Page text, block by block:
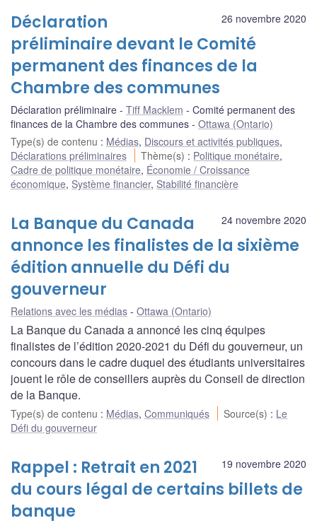
26 novembre 2020
Déclaration
préliminaire devant le Comité
permanent des finances de la
Chambre des communes
Déclaration préliminaire Tiff Macklem
Comité permanent des
finances de la Chambre des communes
Ottawa (Ontario)
Type(s) de contenu : Médias, Discours et activités publiques,
Déclarations préliminaires
Thème(s) : Politique monétaire,
Cadre de politique monétaire, Économie / Croissance
économique, Système financier, Stabilité financière
24 novembre 2020
La Banque du Canada
annonce les finalistes de la sixième
édition annuelle du Défi du
gouverneur
Relations avec les médias Ottawa (Ontario)
La Banque du Canada a annoncé les cinq équipes
finalistes de l’édition 2020-2021 du Défi du gouverneur, un
concours dans le cadre duquel des étudiants universitaires
jouent le rôle de conseillers auprès du Conseil de direction
de la Banque.
Type(s) de contenu : Médias, Communiqués Source(s) : Le
Défi du gouverneur
19 novembre 2020
Rappel : Retrait en 2021
du cours légal de certains billets de
banque